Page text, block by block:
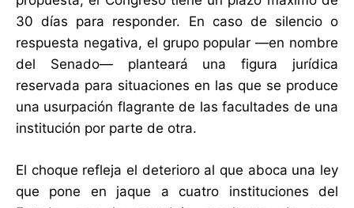
30 días para responder. En caso de silencio o
respuesta negativa, el grupo popular —en nombre
del Senado— planteará una figura jurídica
reservada para situaciones en las que se produce
una usurpación flagrante de las facultades de una
institución por parte de otra.
El choque refleja el deterioro al que aboca una ley
que pone en jaque a cuatro instituciones del